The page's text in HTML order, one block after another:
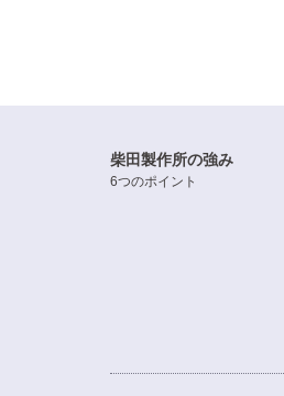
柴田製作所の強み
6つのポイント